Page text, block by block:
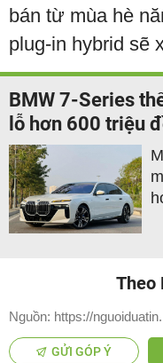
bán từ mùa hè
plug-in hybrid sẽ
BMW 7-Series
lỗ hơn 600 triệu
Theo
Nguồn: https://
GỬI GÓP Ý